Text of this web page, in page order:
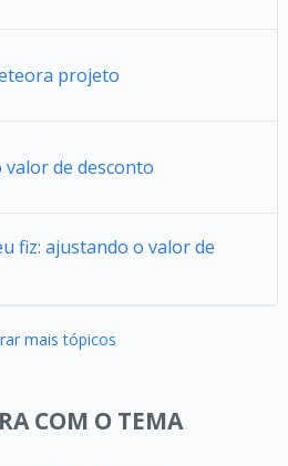
projeto
de desconto
fiz: ajustando o valor de
mais tópicos
COM O TEMA